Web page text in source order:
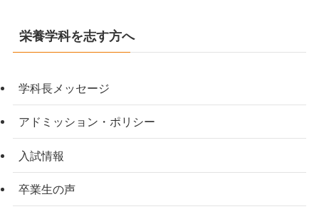
栄養学科を志す方へ
学科長メッセージ
アドミッション・ポリシー
入試情報
卒業生の声